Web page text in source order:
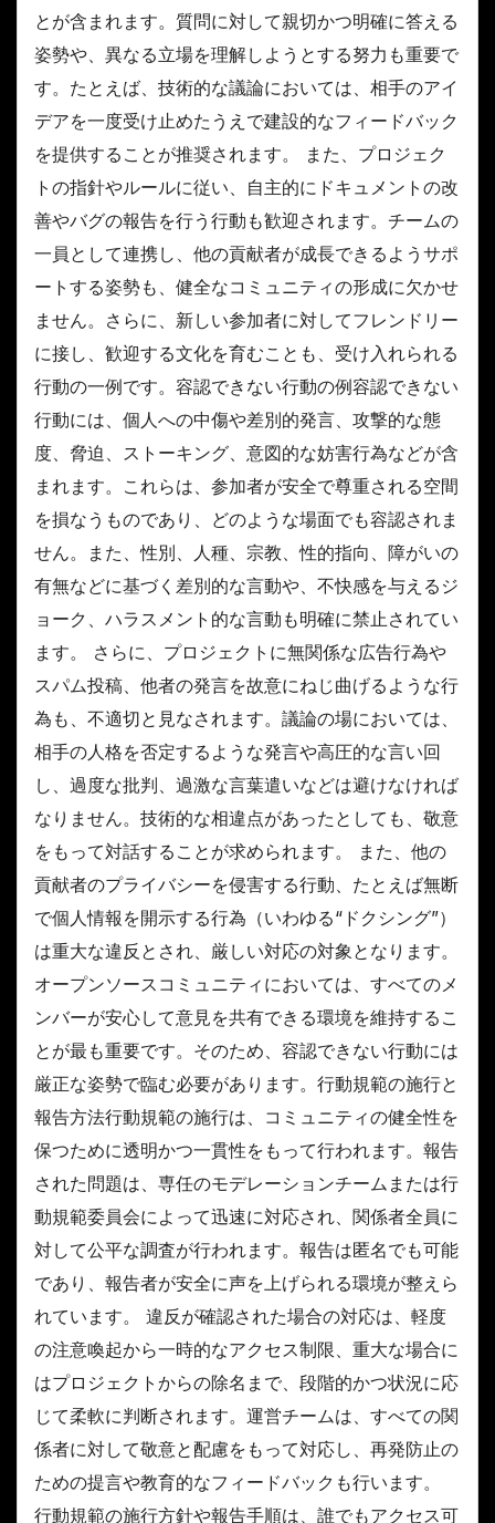
とが含まれます。質問に対して親切かつ明確に答える
姿勢や、異なる立場を理解しようとする努力も重要で
す。たとえば、技術的な議論においては、相手のアイ
デアを一度受け止めたうえで建設的なフィードバック
を提供することが推奨されます。 また、プロジェク
トの指針やルールに従い、自主的にドキュメントの改
善やバグの報告を行う行動も歓迎されます。チームの
一員として連携し、他の貢献者が成長できるようサポ
ートする姿勢も、健全なコミュニティの形成に欠かせ
ません。さらに、新しい参加者に対してフレンドリー
に接し、歓迎する文化を育むことも、受け入れられる
行動の一例です。容認できない行動の例容認できない
行動には、個人への中傷や差別的発言、攻撃的な態
度、脅迫、ストーキング、意図的な妨害行為などが含
まれます。これらは、参加者が安全で尊重される空間
を損なうものであり、どのような場面でも容認されま
せん。また、性別、人種、宗教、性的指向、障がいの
有無などに基づく差別的な言動や、不快感を与えるジ
ョーク、ハラスメント的な言動も明確に禁止されてい
ます。 さらに、プロジェクトに無関係な広告行為や
スパム投稿、他者の発言を故意にねじ曲げるような行
為も、不適切と見なされます。議論の場においては、
相手の人格を否定するような発言や高圧的な言い回
し、過度な批判、過激な言葉遣いなどは避けなければ
なりません。技術的な相違点があったとしても、敬意
をもって対話することが求められます。 また、他の
貢献者のプライバシーを侵害する行動、たとえば無断
で個人情報を開示する行為（いわゆる“ドクシング”）
は重大な違反とされ、厳しい対応の対象となります。
オープンソースコミュニティにおいては、すべてのメ
ンバーが安心して意見を共有できる環境を維持するこ
とが最も重要です。そのため、容認できない行動には
厳正な姿勢で臨む必要があります。行動規範の施行と
報告方法行動規範の施行は、コミュニティの健全性を
保つために透明かつ一貫性をもって行われます。報告
された問題は、専任のモデレーションチームまたは行
動規範委員会によって迅速に対応され、関係者全員に
対して公平な調査が行われます。報告は匿名でも可能
であり、報告者が安全に声を上げられる環境が整えら
れています。 違反が確認された場合の対応は、軽度
の注意喚起から一時的なアクセス制限、重大な場合に
はプロジェクトからの除名まで、段階的かつ状況に応
じて柔軟に判断されます。運営チームは、すべての関
係者に対して敬意と配慮をもって対応し、再発防止の
ための提言や教育的なフィードバックも行います。
行動規範の施行方針や報告手順は、誰でもアクセス可